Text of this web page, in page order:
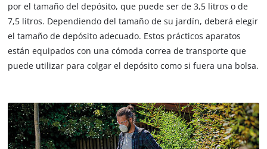
por el tamaño del depósito, que puede ser de 3,5 litros o de
7,5 litros. Dependiendo del tamaño de su jardín, deberá elegir
el tamaño de depósito adecuado. Estos prácticos aparatos
están equipados con una cómoda correa de transporte que
puede utilizar para colgar el depósito como si fuera una bolsa.